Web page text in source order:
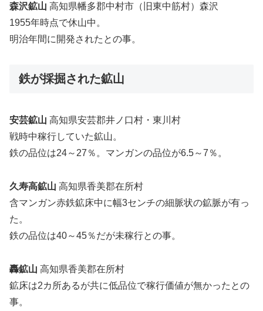
森沢鉱山 高知県幡多郡中村市（旧東中筋村）森沢
1955年時点で休山中。
明治年間に開発されたとの事。
鉄が採掘された鉱山
安芸鉱山 高知県安芸郡井ノ口村・東川村
戦時中稼行していた鉱山。
鉄の品位は24～27％。マンガンの品位が6.5～7％。
久寿高鉱山 高知県香美郡在所村
含マンガン赤鉄鉱床中に幅3センチの細脈状の鉱脈が有っ
た。
鉄の品位は40～45％だが未稼行との事。
轟鉱山 高知県香美郡在所村
鉱床は2カ所あるが共に低品位で稼行価値が無かったとの
事。